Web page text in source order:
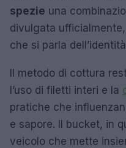
spezie una
divulgata
che si parla
Il metodo di cottura
l’uso di filetti interi e la
pratiche che
e sapore. Il bucket, in
veicolo che mette